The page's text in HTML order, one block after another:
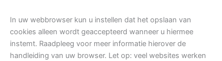
In uw webbrowser kun u instellen dat het opslaan van
cookies alleen wordt geaccepteerd wanneer u hiermee
instemt. Raadpleeg voor meer informatie hierover de
handleiding van uw browser. Let op: veel websites werken